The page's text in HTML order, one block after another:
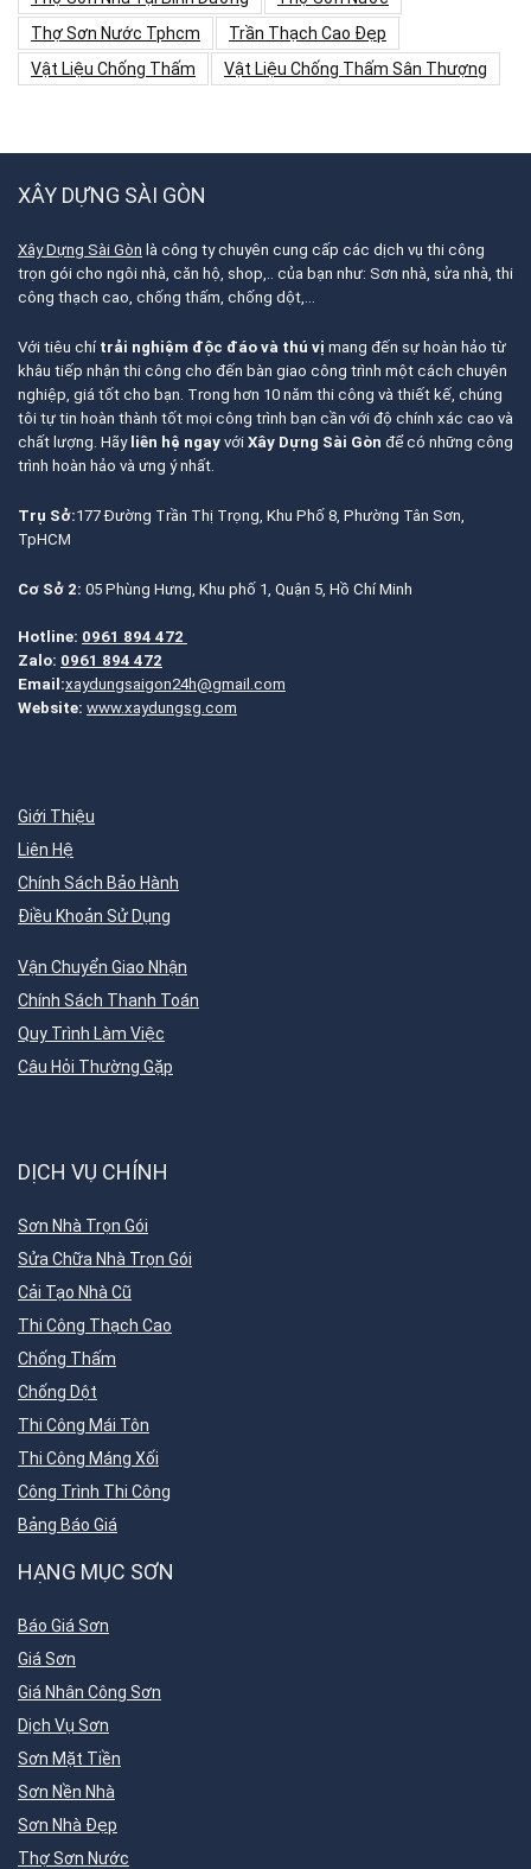
Thợ Sơn Nước Tphcm
Trần Thạch Cao Đẹp
Vật Liệu Chống Thấm
Vật Liệu Chống Thấm Sân Thượng
XÂY DỰNG SÀI GÒN
Xây Dựng Sài Gòn là công ty chuyên cung cấp các dịch vụ thi công
trọn gói cho ngôi nhà, căn hộ, shop,.. của bạn như: Sơn nhà, sửa nhà, thi
công thạch cao, chống thấm, chống dột,…
Với tiêu chí trải nghiệm độc đáo và thú vị mang đến sự hoàn hảo từ
khâu tiếp nhận thi công cho đến bàn giao công trình một cách chuyên
nghiệp, giá tốt cho bạn. Trong hơn 10 năm thi công và thiết kế, chúng
tôi tự tin hoàn thành tốt mọi công trình bạn cần với độ chính xác cao và
chất lượng. Hãy liên hệ ngay với Xây Dựng Sài Gòn để có những công
trình hoàn hảo và ưng ý nhất.
Trụ Sở:177 Đường Trần Thị Trọng, Khu Phố 8, Phường Tân Sơn,
TpHCM
Cơ Sở 2: 05 Phùng Hưng, Khu phố 1, Quận 5, Hồ Chí Minh
Hotline: 0961 894 472
Zalo: 0961 894 472
Email:xaydungsaigon24h@gmail.com
Website: www.xaydungsg.com
Giới Thiệu
Liên Hệ
Chính Sách Bảo Hành
Điều Khoản Sử Dụng
Vận Chuyển Giao Nhận
Chính Sách Thanh Toán
Quy Trình Làm Việc
Câu Hỏi Thường Gặp
DỊCH VỤ CHÍNH
Sơn Nhà Trọn Gói
Sửa Chữa Nhà Trọn Gói
Cải Tạo Nhà Cũ
Thi Công Thạch Cao
Chống Thấm
Chống Dột
Thi Công Mái Tôn
Thi Công Máng Xối
Công Trình Thi Công
Bảng Báo Giá
HẠNG MỤC SƠN
Báo Giá Sơn
Giá Sơn
Giá Nhân Công Sơn
Dịch Vụ Sơn
Sơn Mặt Tiền
Sơn Nền Nhà
Sơn Nhà Đẹp
Thợ Sơn Nước